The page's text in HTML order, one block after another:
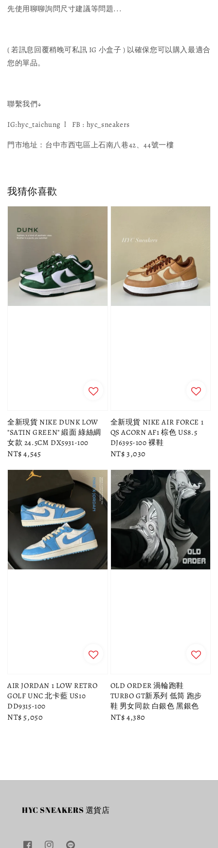
先使用聊聊詢問尺寸建議等問題...
( 若訊息回覆稍晚可私訊 IG 小盒子 ) 以確保您可以購入最適合
您的單品。
聯繫我們↓
IG:hyc_taichung l FB : hyc_sneakers
門市地址：台中市西屯區上石南八巷42、44號一樓
我猜你喜歡
全新現貨 NIKE DUNK LOW
"SATIN GREEN" 緞面 綠絲綢
女款 24.5CM DX5931-100
Regular
NT$ 4,545
全新現貨 NIKE AIR FORCE 1
QS ACORN AF1 棕色 US8.5
DJ6395-100 裸鞋
Regular
NT$ 3,030
AIR JORDAN 1 LOW RETRO
GOLF UNC 北卡藍 US10
DD9315-100
Regular
NT$ 5,050
OLD ORDER 渦輪跑鞋
TURBO GT新系列 低筒 跑步
鞋 男女同款 白銀色 黑銀色
Regular
NT$ 4,380
HYC SNEAKERS 選貨店